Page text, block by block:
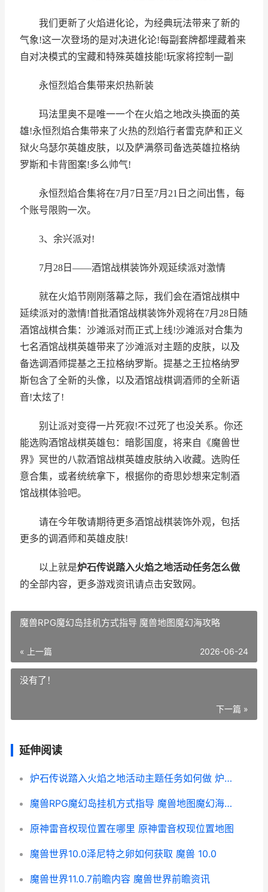
我们更新了火焰进化论，为经典玩法带来了新的
气象!这一次登场的是对决进化论!每副套牌都埋藏着来
自对决模式的宝藏和特殊英雄技能!玩家将控制一副
永恒烈焰合集带来炽热新装
玛法里奥不是唯一一个在火焰之地改头换面的英
雄!永恒烈焰合集带来了火热的烈焰行者雷克萨和正义
狱火乌瑟尔英雄皮肤，以及萨满祭司备选英雄拉格纳
罗斯和卡背图案!多么帅气!
永恒烈焰合集将在7月7日至7月21日之间出售，每
个账号限购一次。
3、余兴派对!
7月28日——酒馆战棋装饰外观延续派对激情
就在火焰节刚刚落幕之际，我们会在酒馆战棋中
延续派对的激情!首批酒馆战棋装饰外观将在7月28日随
酒馆战棋合集：沙滩派对而正式上线!沙滩派对合集为
七名酒馆战棋英雄带来了沙滩派对主题的皮肤，以及
备选调酒师提基之王拉格纳罗斯。提基之王拉格纳罗
斯包含了全新的头像，以及酒馆战棋调酒师的全新语
音!太炫了!
别让派对变得一片死寂!不过死了也没关系。你还
能选购酒馆战棋英雄包：暗影国度，将来自《魔兽世
界》冥世的八款酒馆战棋英雄皮肤纳入收藏。选购任
意合集，或者统统拿下，根据你的奇思妙想来定制酒
馆战棋体验吧。
请在今年敬请期待更多酒馆战棋装饰外观，包括
更多的调酒师和英雄皮肤!
以上就是炉石传说踏入火焰之地活动任务怎么做
的全部内容，更多游戏资讯请点击安致网。
魔兽RPG魔幻岛挂机方式指导 魔兽地图魔幻海攻略
« 上一篇 2026-06-24
没有了！
下一篇 »
延伸阅读
炉石传说踏入火焰之地活动主题任务如何做 炉石传说火舌
魔兽RPG魔幻岛挂机方式指导 魔兽地图魔幻海攻略
原神雷音权现位置在哪里 原神雷音权现位置地图
魔兽世界10.0泽尼特之卵如何获取 魔兽 10.0
魔兽世界11.0.7前瞻内容 魔兽世界前瞻资讯